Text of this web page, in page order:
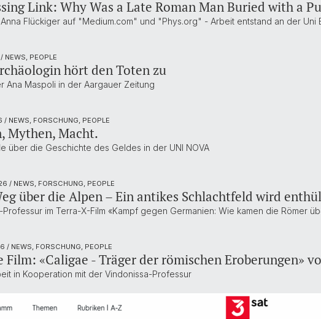
Link: Why Was a Late Roman Man Buried with a
Flückiger auf "Medium.com" und "Phys.org" - Arbeit entstand an der Uni
/ NEWS, PEOPLE
hört den Toten zu
Ana Maspoli in der Aargauer Zeitung
/ NEWS, FORSCHUNG, PEOPLE
Mythen, Macht.
über die Geschichte des Geldes in der UNI NOVA
/ NEWS, FORSCHUNG, PEOPLE
über die Alpen – Ein antikes Schlachtfeld wird
Professur im Terra-X-Film «Kampf gegen Germanien: Wie kamen die Römer
/ NEWS, FORSCHUNG, PEOPLE
Film: «Caligae - Träger der römischen Eroberungen»
in Kooperation mit der Vindonissa-Professur